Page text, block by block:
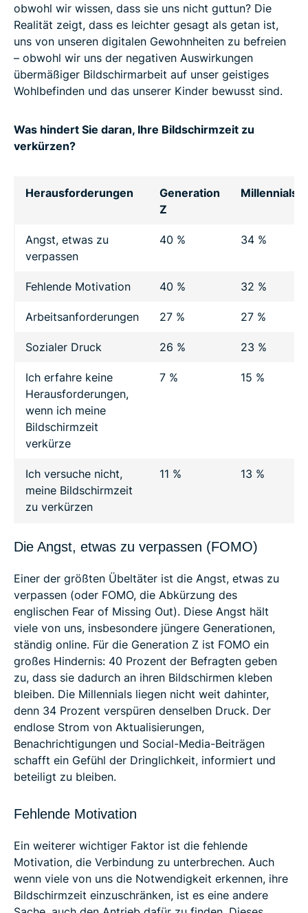
obwohl wir wissen, dass sie uns nicht guttun? Die
Realität zeigt, dass es leichter gesagt als getan ist,
uns von unseren digitalen Gewohnheiten zu befreien
– obwohl wir uns der negativen Auswirkungen
übermäßiger Bildschirmarbeit auf unser geistiges
Wohlbefinden und das unserer Kinder bewusst sind.
Was hindert Sie daran, Ihre Bildschirmzeit zu
verkürzen?
Herausforderungen
Generation
Z
Millennials
Angst, etwas zu
verpassen
40 % 34 %
Fehlende Motivation 40 % 32 %
Arbeitsanforderungen 27 % 27 %
Sozialer Druck 26 % 23 %
Ich erfahre keine
Herausforderungen,
wenn ich meine
Bildschirmzeit
verkürze
7 % 15 %
Ich versuche nicht,
meine Bildschirmzeit
zu verkürzen
11 % 13 %
Die Angst, etwas zu verpassen (FOMO)
Einer der größten Übeltäter ist die Angst, etwas zu
verpassen (oder FOMO, die Abkürzung des
englischen Fear of Missing Out). Diese Angst hält
viele von uns, insbesondere jüngere Generationen,
ständig online. Für die Generation Z ist FOMO ein
großes Hindernis: 40 Prozent der Befragten geben
zu, dass sie dadurch an ihren Bildschirmen kleben
bleiben. Die Millennials liegen nicht weit dahinter,
denn 34 Prozent verspüren denselben Druck. Der
endlose Strom von Aktualisierungen,
Benachrichtigungen und Social-Media-Beiträgen
schafft ein Gefühl der Dringlichkeit, informiert und
beteiligt zu bleiben.
Fehlende Motivation
Ein weiterer wichtiger Faktor ist die fehlende
Motivation, die Verbindung zu unterbrechen. Auch
wenn viele von uns die Notwendigkeit erkennen, ihre
Bildschirmzeit einzuschränken, ist es eine andere